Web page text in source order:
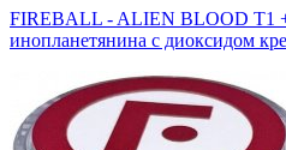
FIREBALL - ALIEN BLOOD T1
инопланетянина с диоксидом